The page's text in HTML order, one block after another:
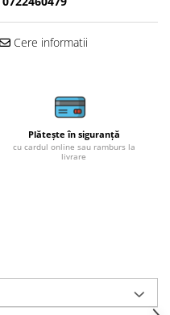
Cere informatii
Plătește în siguranță
cu cardul online sau ramburs la
livrare